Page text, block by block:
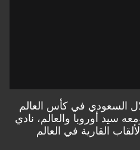
السعودي في كأس العالم
سيد أوروبا والعالم، نادي
القارية في العالم